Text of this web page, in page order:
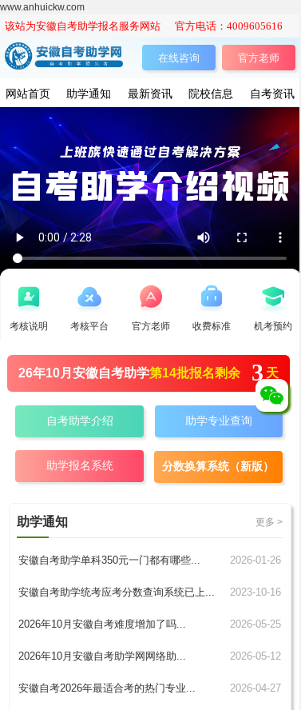
www.anhuickw.com
官方老师
网站首页 助学通知 最新资讯 院校信息 自考资讯
该站为安徽自考助学报名服务网站 官方电话：4009605616
在线咨询
考核说明 考核平台 官方老师 收费标准 机考预约
26年10月安徽自考助学第14批报名剩余 天
3
自考助学介绍 助学专业查询
助学报名系统 分数换算系统（新版）
安徽自考助学单科350元一门都有哪些... 2026-01-26
安徽自考助学统考应考分数查询系统已上... 2023-10-16
2026年10月安徽自考难度增加了吗... 2026-05-25
2026年10月安徽自考助学网网络助... 2026-05-12
安徽自考2026年最适合考的热门专业... 2026-04-27
助学通知 更多 >